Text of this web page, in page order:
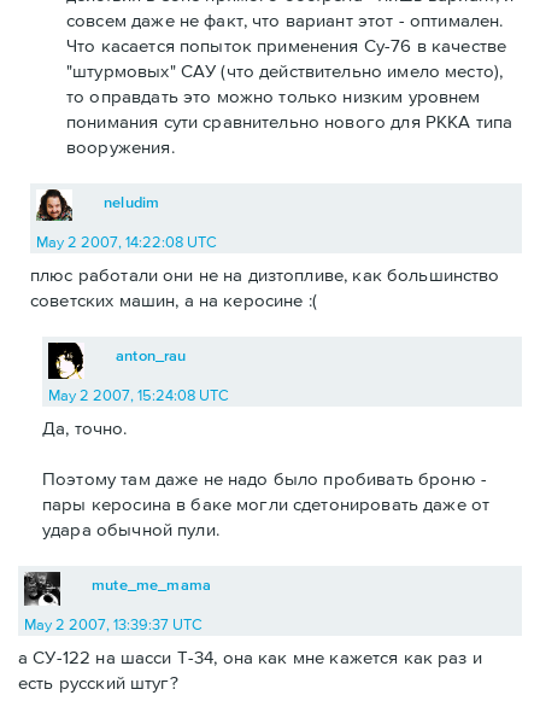
совсем даже не факт, что вариант этот - оптимален.
Что касается попыток применения Су-76 в качестве
"штурмовых" САУ (что действительно имело место),
то оправдать это можно только низким уровнем
понимания сути сравнительно нового для РККА типа
вооружения.
neludim
May 2 2007, 14:22:08 UTC
плюс работали они не на дизтопливе, как большинство
советских машин, а на керосине :(
anton_rau
May 2 2007, 15:24:08 UTC
Да, точно.
Поэтому там даже не надо было пробивать броню -
пары керосина в баке могли сдетонировать даже от
удара обычной пули.
mute_me_mama
May 2 2007, 13:39:37 UTC
а СУ-122 на шасси Т-34, она как мне кажется как раз и
есть русский штуг?